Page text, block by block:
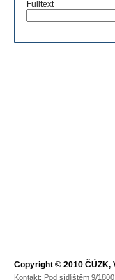
Fulltext
Copyright © 2010 ČÚZK,
Kontakt: Pod sídlištěm 9/